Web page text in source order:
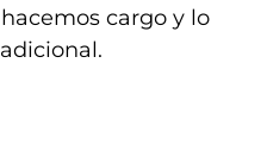
cargo y lo